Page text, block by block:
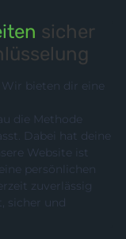
sicher
bieten dir eine
Dabei hat deine
persönlichen
sicher und